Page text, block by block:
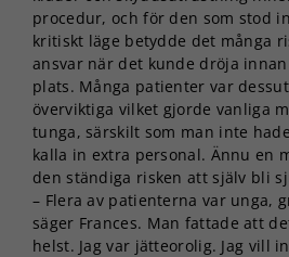
procedur, och för den som stod
kritiskt läge betydde det många
ansvar när det kunde dröja
plats. Många patienter var
överviktiga vilket gjorde vanliga
tunga, särskilt som man inte
kalla in extra personal. Ännu en
den ständiga risken att själv bli
– Flera av patienterna var unga,
säger Frances. Man fattade att
helst. Jag var jätteorolig. Jag vill